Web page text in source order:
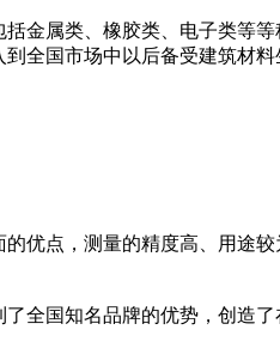
金属类、橡胶类、电子类等
全国市场中以后备受建筑材料
优点，测量的精度高、用途
全国知名品牌的优势，创造